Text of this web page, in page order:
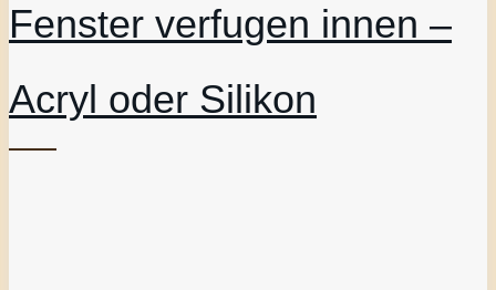
Fenster verfugen innen –
Acryl oder Silikon